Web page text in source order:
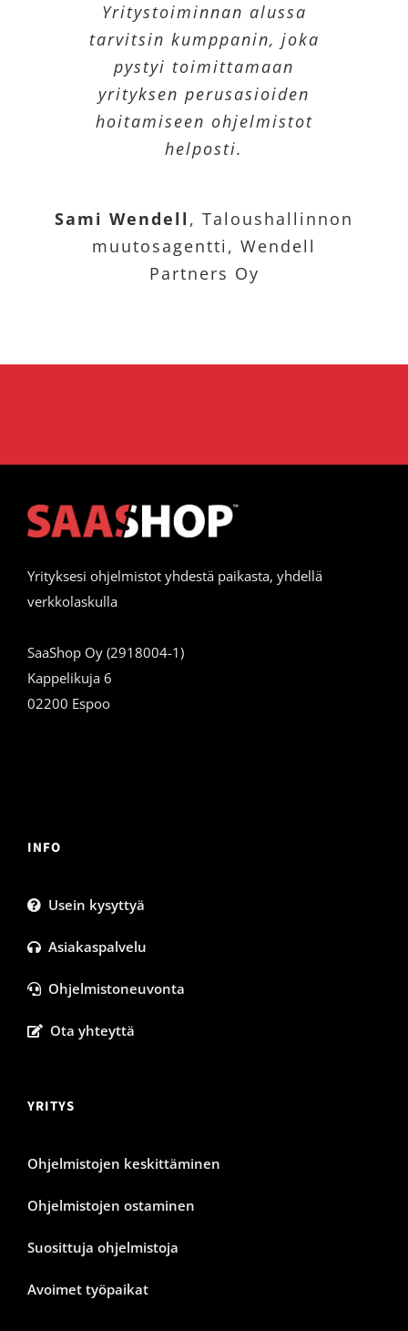
Yritystoiminnan alussa
tarvitsin kumppanin, joka
pystyi toimittamaan
yrityksen perusasioiden
hoitamiseen ohjelmistot
helposti.
Sami Wendell , Taloushallinnon
muutosagentti, Wendell
Partners Oy
Yrityksesi ohjelmistot yhdestä paikasta, yhdellä
verkkolaskulla
SaaShop Oy (2918004-1)
Kappelikuja 6
02200 Espoo
INFO
Usein kysyttyä
Asiakaspalvelu
Ohjelmistoneuvonta
Ota yhteyttä
YRITYS
Ohjelmistojen keskittäminen
Ohjelmistojen ostaminen
Suosittuja ohjelmistoja
Avoimet työpaikat